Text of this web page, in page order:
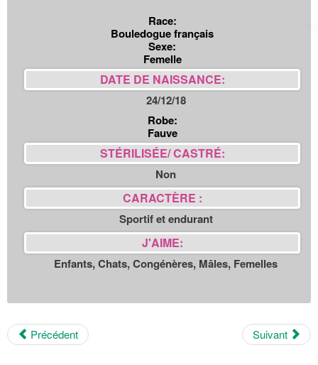
Race:
Bouledogue français
Sexe:
Femelle
DATE DE NAISSANCE:
24/12/18
Robe:
Fauve
STÉRILISÉE/ CASTRÉ:
Non
CARACTÈRE :
Sportif et endurant
J'AIME:
Enfants, Chats, Congénères, Mâles, Femelles
Précédent Suivant